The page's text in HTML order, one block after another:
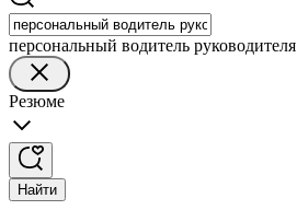
персональный водитель руководителя
Резюме
Найти